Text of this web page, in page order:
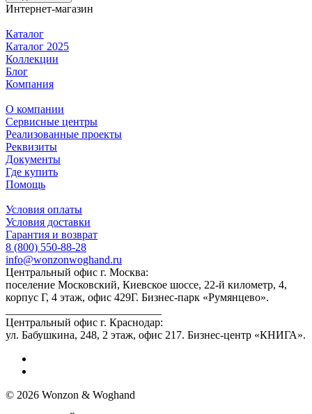
Интернет-магазин
Каталог
Каталог 2025
Коллекции
Блог
Компания
О компании
Сервисные центры
Реализованные проекты
Реквизиты
Документы
Где купить
Помощь
Условия оплаты
Условия доставки
Гарантия и возврат
8 (800) 550-88-28
info@wonzonwoghand.ru
Центральный офис г. Москва:
поселение Московский, Киевское шоссе, 22-й километр, 4,
корпус Г, 4 этаж, офис 429Г. Бизнес-парк «Румянцево».
Центральный офис г. Краснодар:
ул. Бабушкина, 248, 2 этаж, офис 217. Бизнес-центр «КНИГА».
© 2026 Wonzon & Woghand